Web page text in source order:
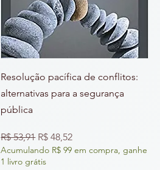
Resolução pacífica de conflitos:
alternativas para a segurança
pública
Preço normal
R$ 53,91 Preço promocional
R$ 48,52
Acumulando R$ 99 em compra, ganhe
1 livro grátis